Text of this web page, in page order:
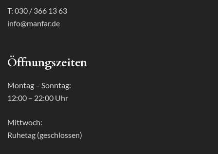
T: 030 / 366 13 63
info@manfar.de
Öffnungszeiten
Montag – Sonntag:
12:00 – 22:00 Uhr
Mittwoch:
Ruhetag (geschlossen)